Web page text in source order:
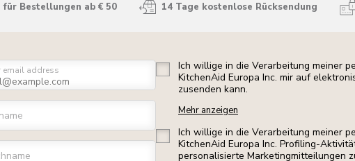
Bestellungen ab € 50 14 Tage kostenlose Rücksendung
email address
Ich willige in die Verarbeitung meiner
KitchenAid Europa Inc. mir auf
zusenden kann.
Mehr anzeigen
Ich willige in die Verarbeitung meiner
KitchenAid Europa Inc. Profiling-
personalisierte Marketingmitteilungen